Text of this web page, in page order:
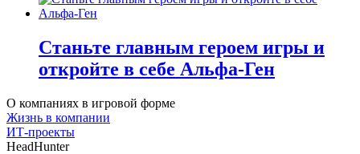
Станьте главным героем игры и
откройте в себе Альфа-Ген
О компаниях в игровой форме
Жизнь в компании
ИТ-проекты
HeadHunter